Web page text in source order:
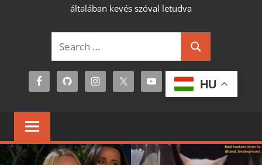
általában kevés szóval letudva
Search
for:
Search
HU